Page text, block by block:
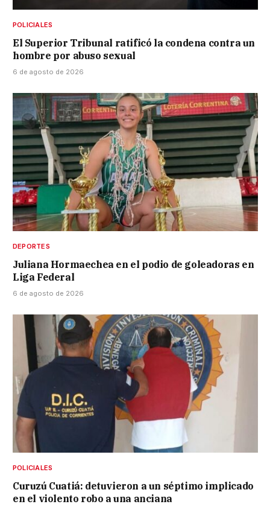
POLICIALES
El Superior Tribunal ratificó la condena contra un
hombre por abuso sexual
6 de agosto de 2026
DEPORTES
Juliana Hormaechea en el podio de goleadoras en
Liga Federal
6 de agosto de 2026
POLICIALES
Curuzú Cuatiá: detuvieron a un séptimo implicado
en el violento robo a una anciana